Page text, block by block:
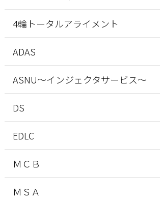
4輪トータルアライメント
ADAS
ASNU～インジェクタサービス～
DS
EDLC
ＭＣＢ
ＭＳＡ